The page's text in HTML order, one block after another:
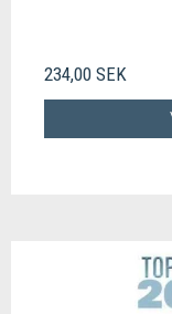
234,00 SEK